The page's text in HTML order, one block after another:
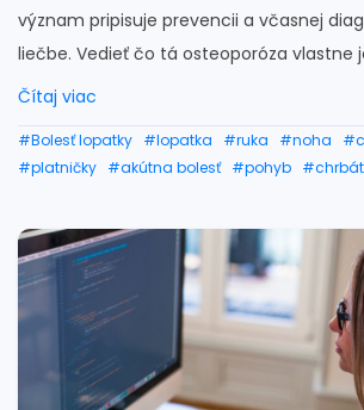
význam pripisuje prevencii a včasnej
liečbe. Vedieť čo tá osteoporóza vlastne
Čítaj viac
#Bolesť lopatky #lopatka #ruka #noha
#platničky #akútna bolesť #pohyb #chrbát
#osteoporóza chrbtice #osteoporóza liečba
#osteoporóza prejavy
#osteoporóza strava
#osteoporóza stupne
#čo je osteoporóza
#kosť #zlomenia
#zlomená ruka
#zlomená noha
#časté
#lámavosť kostí #rednutie kostí #riedke